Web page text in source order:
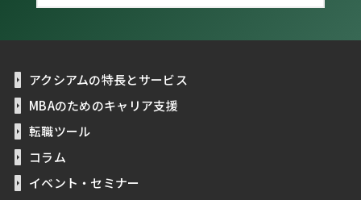
アクシアムの特長とサービス
MBAのためのキャリア支援
転職ツール
コラム
イベント・セミナー